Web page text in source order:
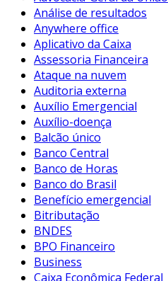
Análise de resultados
Anywhere office
Aplicativo da Caixa
Assessoria Financeira
Ataque na nuvem
Auditoria externa
Auxílio Emergencial
Auxílio-doença
Balcão único
Banco Central
Banco de Horas
Banco do Brasil
Benefício emergencial
Bitributação
BNDES
BPO Financeiro
Business
Caixa Econômica Federal